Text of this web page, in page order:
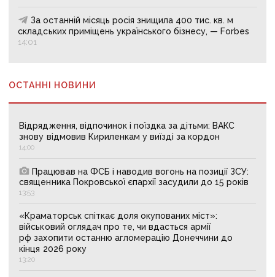
За останній місяць росія знищила 400 тис. кв. м
складських приміщень українського бізнесу, — Forbes
14:01
ОСТАННІ НОВИНИ
Відрядження, відпочинок і поїздка за дітьми: ВАКС
знову відмовив Кириленкам у виїзді за кордон
14:00
Працював на ФСБ і наводив вогонь на позиції ЗСУ:
священника Покровської єпархії засудили до 15 років
13:53
«Краматорськ спіткає доля окупованих міст»:
військовий оглядач про те, чи вдасться армії
рф захопити останню агломерацію Донеччини до
кінця 2026 року
13:20